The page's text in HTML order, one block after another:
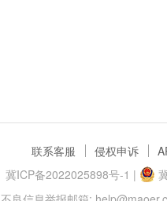
联系客服 侵权申诉
冀ICP备2022025898号-1 |